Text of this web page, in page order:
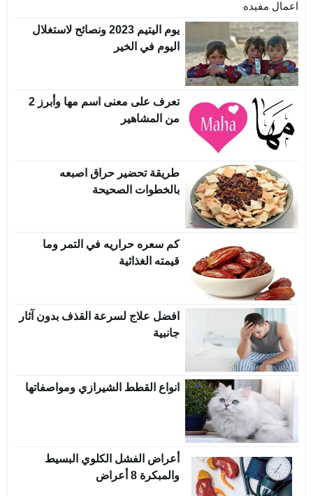
يوم اليتيم 2023 ونصائح لاستغلال
اليوم في الخير
تعرف على معنى اسم مها وأبرز 2
من المشاهير
طريقة تحضير حراق اصبعه
بالخطوات الصحيحة
كم سعره حراريه في التمر وما
قيمته الغذائية
افضل علاج لسرعة القذف بدون آثار
جانبية
انواع القطط الشيرازي ومواصفاتها
أعراض الفشل الكلوي البسيط
والمبكرة 8 أعراض